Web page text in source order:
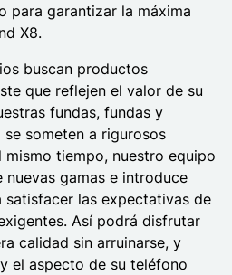
para garantizar la máxima
X8.
buscan productos
que reflejen el valor de su
fundas, fundas y
someten a rigurosos
tiempo, nuestro equipo
gamas e introduce
satisfacer las expectativas de
Así podrá disfrutar
calidad sin arruinarse, y
el aspecto de su teléfono